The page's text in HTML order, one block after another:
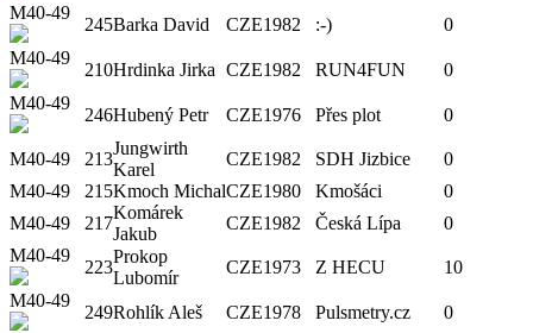
M40-49
245Barka David CZE1982 :-)
0
M40-49
210Hrdinka Jirka CZE1982 RUN4FUN
0
M40-49
246Hubený Petr CZE1976 Přes plot 0
M40-49 213
Jungwirth
Karel
CZE1982 SDH Jizbice
0
M40-49
215Kmoch MichalCZE1980 Kmošáci
0
M40-49
217
Komárek
Jakub
CZE1982 Česká Lípa
0
M40-49
223
Prokop
Lubomír
CZE1973 Z HECU
10
M40-49
249Rohlík Aleš CZE1978 Pulsmetry.cz
0